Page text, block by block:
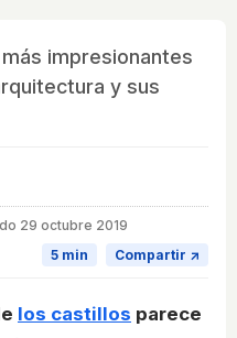
impresionantes
y sus
29 octubre 2019
5 min
Compartir ↗
los castillos parece